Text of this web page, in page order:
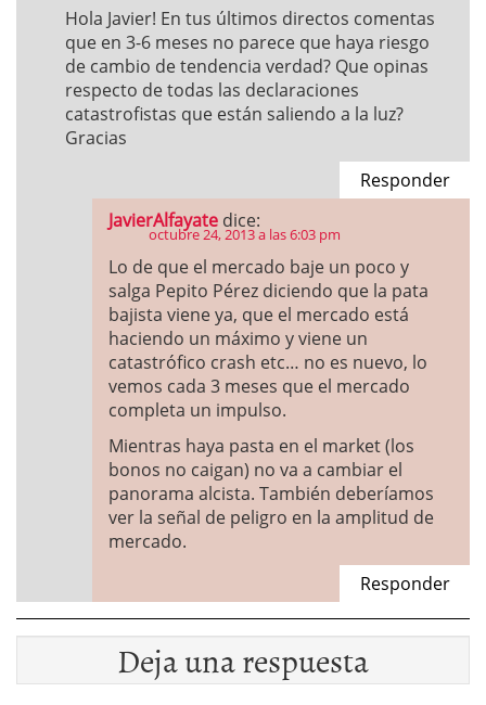
Hola Javier! En tus últimos directos comentas
que en 3-6 meses no parece que haya riesgo
de cambio de tendencia verdad? Que opinas
respecto de todas las declaraciones
catastrofistas que están saliendo a la luz?
Gracias
Responder
JavierAlfayate dice:
octubre 24, 2013 a las 6:03 pm
Lo de que el mercado baje un poco y
salga Pepito Pérez diciendo que la pata
bajista viene ya, que el mercado está
haciendo un máximo y viene un
catastrófico crash etc… no es nuevo, lo
vemos cada 3 meses que el mercado
completa un impulso.
Mientras haya pasta en el market (los
bonos no caigan) no va a cambiar el
panorama alcista. También deberíamos
ver la señal de peligro en la amplitud de
mercado.
Responder
Deja una respuesta